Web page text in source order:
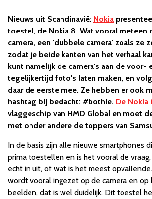
Nieuws uit Scandinavië: Nokia
toestel, de Nokia 8. Wat vooral meteen
camera, een 'dubbele camera' zoals ze
zodat je beide kanten van het verhaal
kunt namelijk de camera's aan de voor-
tegelijkertijd foto's laten maken, en
daar de eerste mee. Ze hebben er ook
hashtag bij bedacht: #bothie. De Nokia
vlaggeschip van HMD Global en moet
met onder andere de toppers van
In de basis zijn alle nieuwe smartphones
prima toestellen en is het vooral de
echt in uit, of wat is het meest
wordt vooral ingezet op de camera en op
beelden, dat is wel duidelijk. Dit toestel